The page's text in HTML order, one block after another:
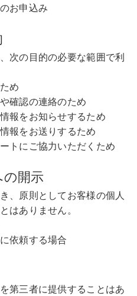
お申込み
次の目的の必要な範囲で利
め
確認の連絡のため
報をお知らせするため
報をお送りするため
トにご協力いただくため
開示
、原則としてお客様の個人
はありません。
依頼する場合
第三者に提供することはあ